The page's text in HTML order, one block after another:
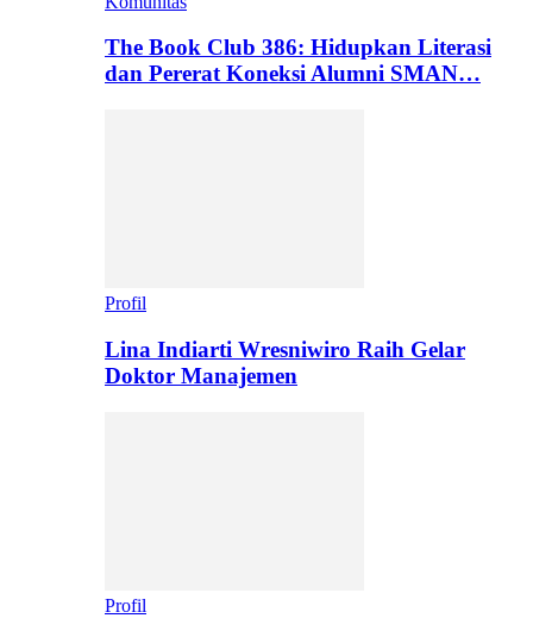
The Book Club 386: Hidupkan Literasi
dan Pererat Koneksi Alumni SMAN…
Profil
Lina Indiarti Wresniwiro Raih Gelar
Doktor Manajemen
Profil